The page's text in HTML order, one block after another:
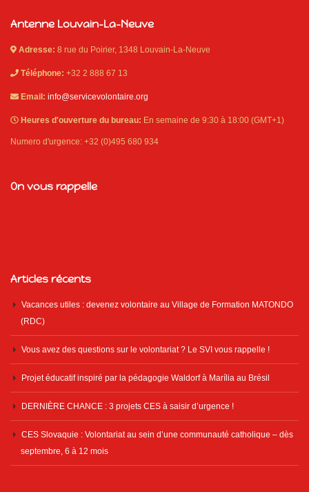
Antenne Louvain-La-Neuve
Adresse: 8 rue du Poirier, 1348 Louvain-La-Neuve
Téléphone: +32 2 888 67 13
Email: info@servicevolontaire.org
Heures d'ouverture du bureau: En semaine de 9:30 à 18:00 (GMT+1)
Numero d'urgence: +32 (0)495 680 934
On vous rappelle
Articles récents
Vacances utiles : devenez volontaire au Village de Formation MATONDO
(RDC)
Vous avez des questions sur le volontariat ? Le SVI vous rappelle !
Projet éducatif inspiré par la pédagogie Waldorf à Marília au Brésil
DERNIÈRE CHANCE : 3 projets CES à saisir d’urgence !
CES Slovaquie : Volontariat au sein d’une communauté catholique – dès
septembre, 6 à 12 mois